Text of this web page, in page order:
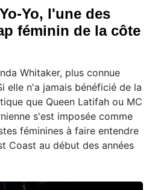
Yo, l'une des
féminin de la côte
Whitaker, plus connue
elle n'a jamais bénéficié de la
que Queen Latifah ou MC
s'est imposée comme
féminines à faire entendre
Coast au début des années